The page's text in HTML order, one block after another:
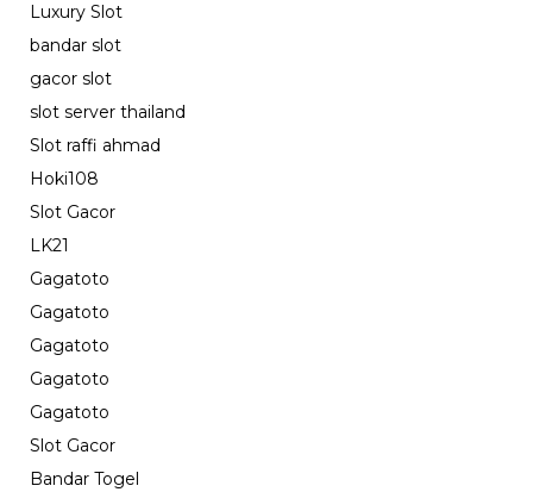
Luxury Slot
bandar slot
gacor slot
slot server thailand
Slot raffi ahmad
Hoki108
Slot Gacor
LK21
Gagatoto
Gagatoto
Gagatoto
Gagatoto
Gagatoto
Slot Gacor
Bandar Togel